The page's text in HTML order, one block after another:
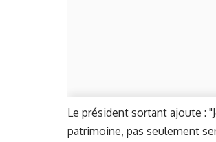
Le président sortant ajoute :
patrimoine, pas seulement